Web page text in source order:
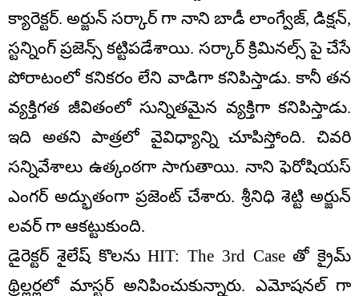
క్యారెక్టర్. అర్జున్ సర్కార్ గా నాని బాడీ లాంగ్వేజ్, డిక్షన్,
స్టన్నింగ్ ప్రజెన్స్ కట్టిపడేశాయి. సర్కార్ క్రిమినల్స్ పై చేసే
పోరాటంలో కనికరం లేని వాడిగా కనిపిస్తాడు. కానీ తన
వ్యక్తిగత జీవితంలో సున్నితమైన వ్యక్తిగా కనిపిస్తాడు.
ఇది అతని పాత్రలో వైవిధ్యాన్ని చూపిస్తోంది. చివరి
సన్నివేశాలు ఉత్కంఠగా సాగుతాయి. నాని ఫెరోషియస్
ఎంగర్ అద్భుతంగా ప్రజెంట్ చేశారు. శ్రీనిధి శెట్టి అర్జున్
లవర్ గా ఆకట్టుకుంది.
డైరెక్టర్ శైలేష్ కొలను HIT: The 3rd Case తో క్రైమ్
థ్రిల్లర్లలో మాస్టర్‌ అనిపించుకున్నారు. ఎమోషనల్ గా